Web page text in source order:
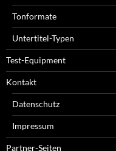
Tonformate
Untertitel-Typen
Test-Equipment
Kontakt
Datenschutz
Impressum
Partner-Seiten